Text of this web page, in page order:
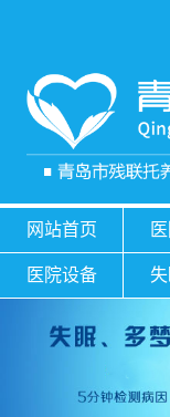
网站首页
医院设备